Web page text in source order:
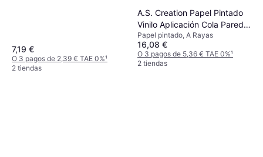
7,19 €
O 3 pagos de 2,39 € TAE 0%¹
2 tiendas
A.S. Creation Papel Pintado
Vinilo Aplicación Cola Pared
Geométrico 314031
Papel pintado, A Rayas
16,08 €
O 3 pagos de 5,36 € TAE 0%¹
2 tiendas